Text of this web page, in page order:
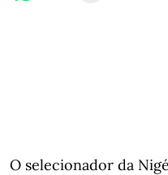
O selecionador da